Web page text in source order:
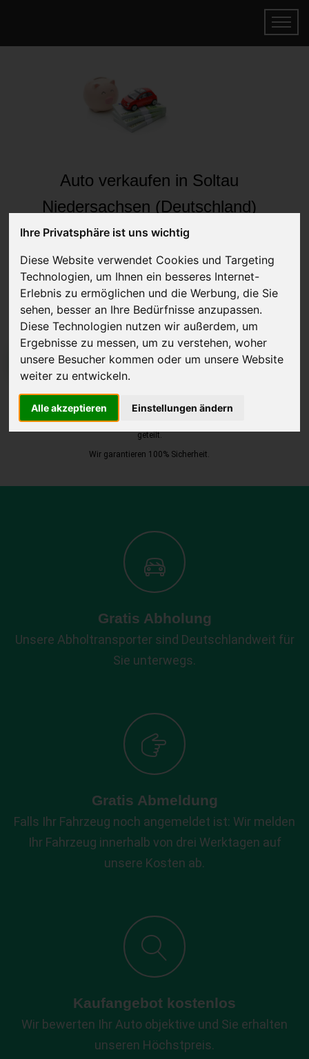
Ihre Privatsphäre ist uns wichtig
Diese Website verwendet Cookies und Targeting
Technologien, um Ihnen ein besseres Internet-
Erlebnis zu ermöglichen und die Werbung, die Sie
sehen, besser an Ihre Bedürfnisse anzupassen.
Diese Technologien nutzen wir außerdem, um
Ergebnisse zu messen, um zu verstehen, woher
unsere Besucher kommen oder um unsere Website
weiter zu entwickeln.
Alle akzeptieren Einstellungen ändern
Auto verkaufen in Soltau
Niedersachsen (Deutschland)
Online Auto verkaufen & gratis abholen
Auf Wunsch sofort Geld für Ihr Auto erhalten
JETZT KOSTENLOSE BEWERTUNG
Kostenloses Angebotfür den Ankauf Ihres Autos inklusive der
Abholung, auf Wunsch sofort Geld. Ihre Daten werden nicht mit Dritten
geteilt.
Wir garantieren 100% Sicherheit.
Gratis Abholung
Unsere Abholtransporter sind Deutschlandweit für
Sie unterwegs.
Gratis Abmeldung
Falls Ihr Fahrzeug noch angemeldet ist: Wir melden
Ihr Fahrzeug innerhalb von drei Werktagen auf
unsere Kosten ab.
Kaufangebot kostenlos
Wir bewerten Ihr Auto objektive und Sie erhalten
unseren Höchstpreis.